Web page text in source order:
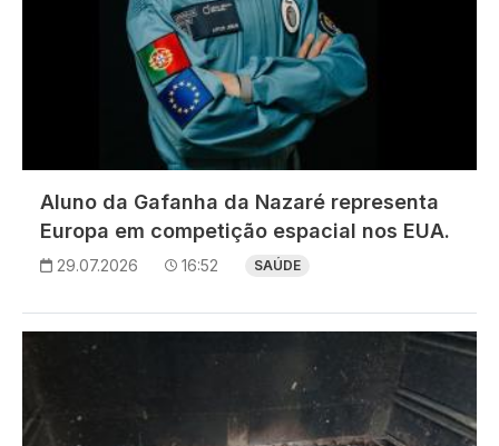
Aluno da Gafanha da Nazaré representa
Europa em competição espacial nos EUA.
29.07.2026 16:52 SAÚDE